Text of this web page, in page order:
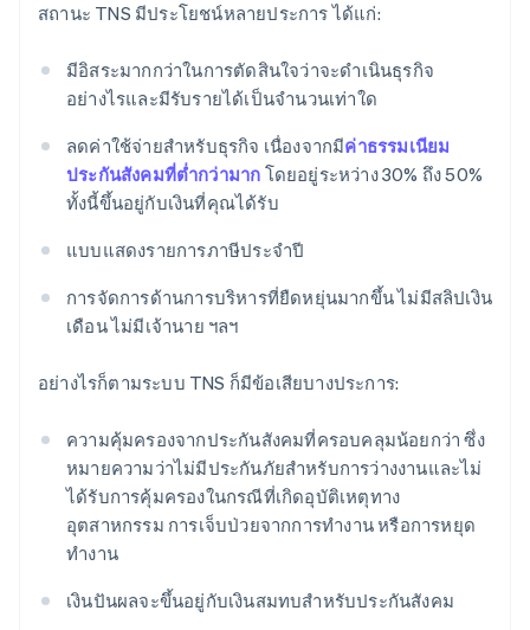
สถานะ TNS มีประโยชน์หลายประการ ได้แก่:
มีอิสระมากกว่าในการตัดสินใจว่าจะดําเนินธุรกิจ
อย่างไรและมีรับรายได้เป็นจํานวนเท่าใด
ลดค่าใช้จ่ายสําหรับธุรกิจ เนื่องจากมีค่าธรรมเนียม
ประกันสังคมที่ต่ำกว่ามาก โดยอยู่ระหว่าง 30% ถึง 50%
ทั้งนี้ขึ้นอยู่กับเงินที่คุณได้รับ
แบบแสดงรายการภาษีประจำปี
การจัดการด้านการบริหารที่ยืดหยุ่นมากขึ้น ไม่มีสลิปเงิน
เดือน ไม่มีเจ้านาย ฯลฯ
อย่างไรก็ตามระบบ TNS ก็มีข้อเสียบางประการ:
ความคุ้มครองจากประกันสังคมที่ครอบคลุมน้อยกว่า ซึ่ง
หมายความว่าไม่มีประกันภัยสำหรับการว่างงานและไม่
ได้รับการคุ้มครองในกรณีที่เกิดอุบัติเหตุทาง
อุตสาหกรรม การเจ็บป่วยจากการทํางาน หรือการหยุด
ทํางาน
เงินปันผลจะขึ้นอยู่กับเงินสมทบสำหรับประกันสังคม